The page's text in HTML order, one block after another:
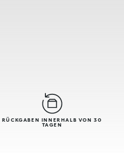
RÜCKGABEN INNERHALB VON 30
TAGEN